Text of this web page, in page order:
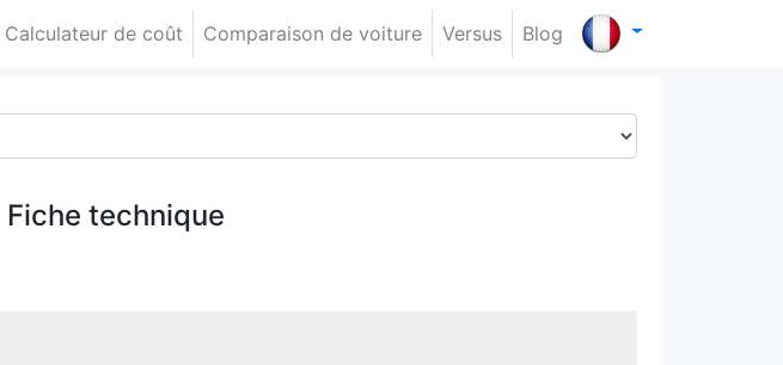
Calculateur de coût Comparaison de voiture Versus Blog
Fiche technique